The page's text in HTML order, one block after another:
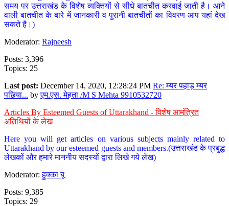
समय पर उत्तराखंड के विशेष व्यक्तियों से सीधे बातचीत करवाई जाती है। आने
वाली बातचीत के बारे में जानकारी व पुरानी बातचीतों का विवरण आप यहां देख
सकते है।)
Moderator: Rajneesh
Posts: 3,396
Topics: 25
Last post: December 14, 2020, 12:28:24 PM Re: म्यर पहाड़ म्यर
पछिया... byएम.एस. मेहता /M S Mehta 9910532720
Articles By Esteemed Guests of Uttarakhand - विशेष आमंत्रित
अतिथियों के लेख
Here you will get articles on various subjects mainly related to
Uttarakhand by our esteemed guests and members.(उत्तराखंड के प्रबुद्ध
लेखकों और हमारे माननीय सदस्यों द्वारा लिखे गये लेख)
Moderator:हुक्का बू
Posts: 9,385
Topics: 29